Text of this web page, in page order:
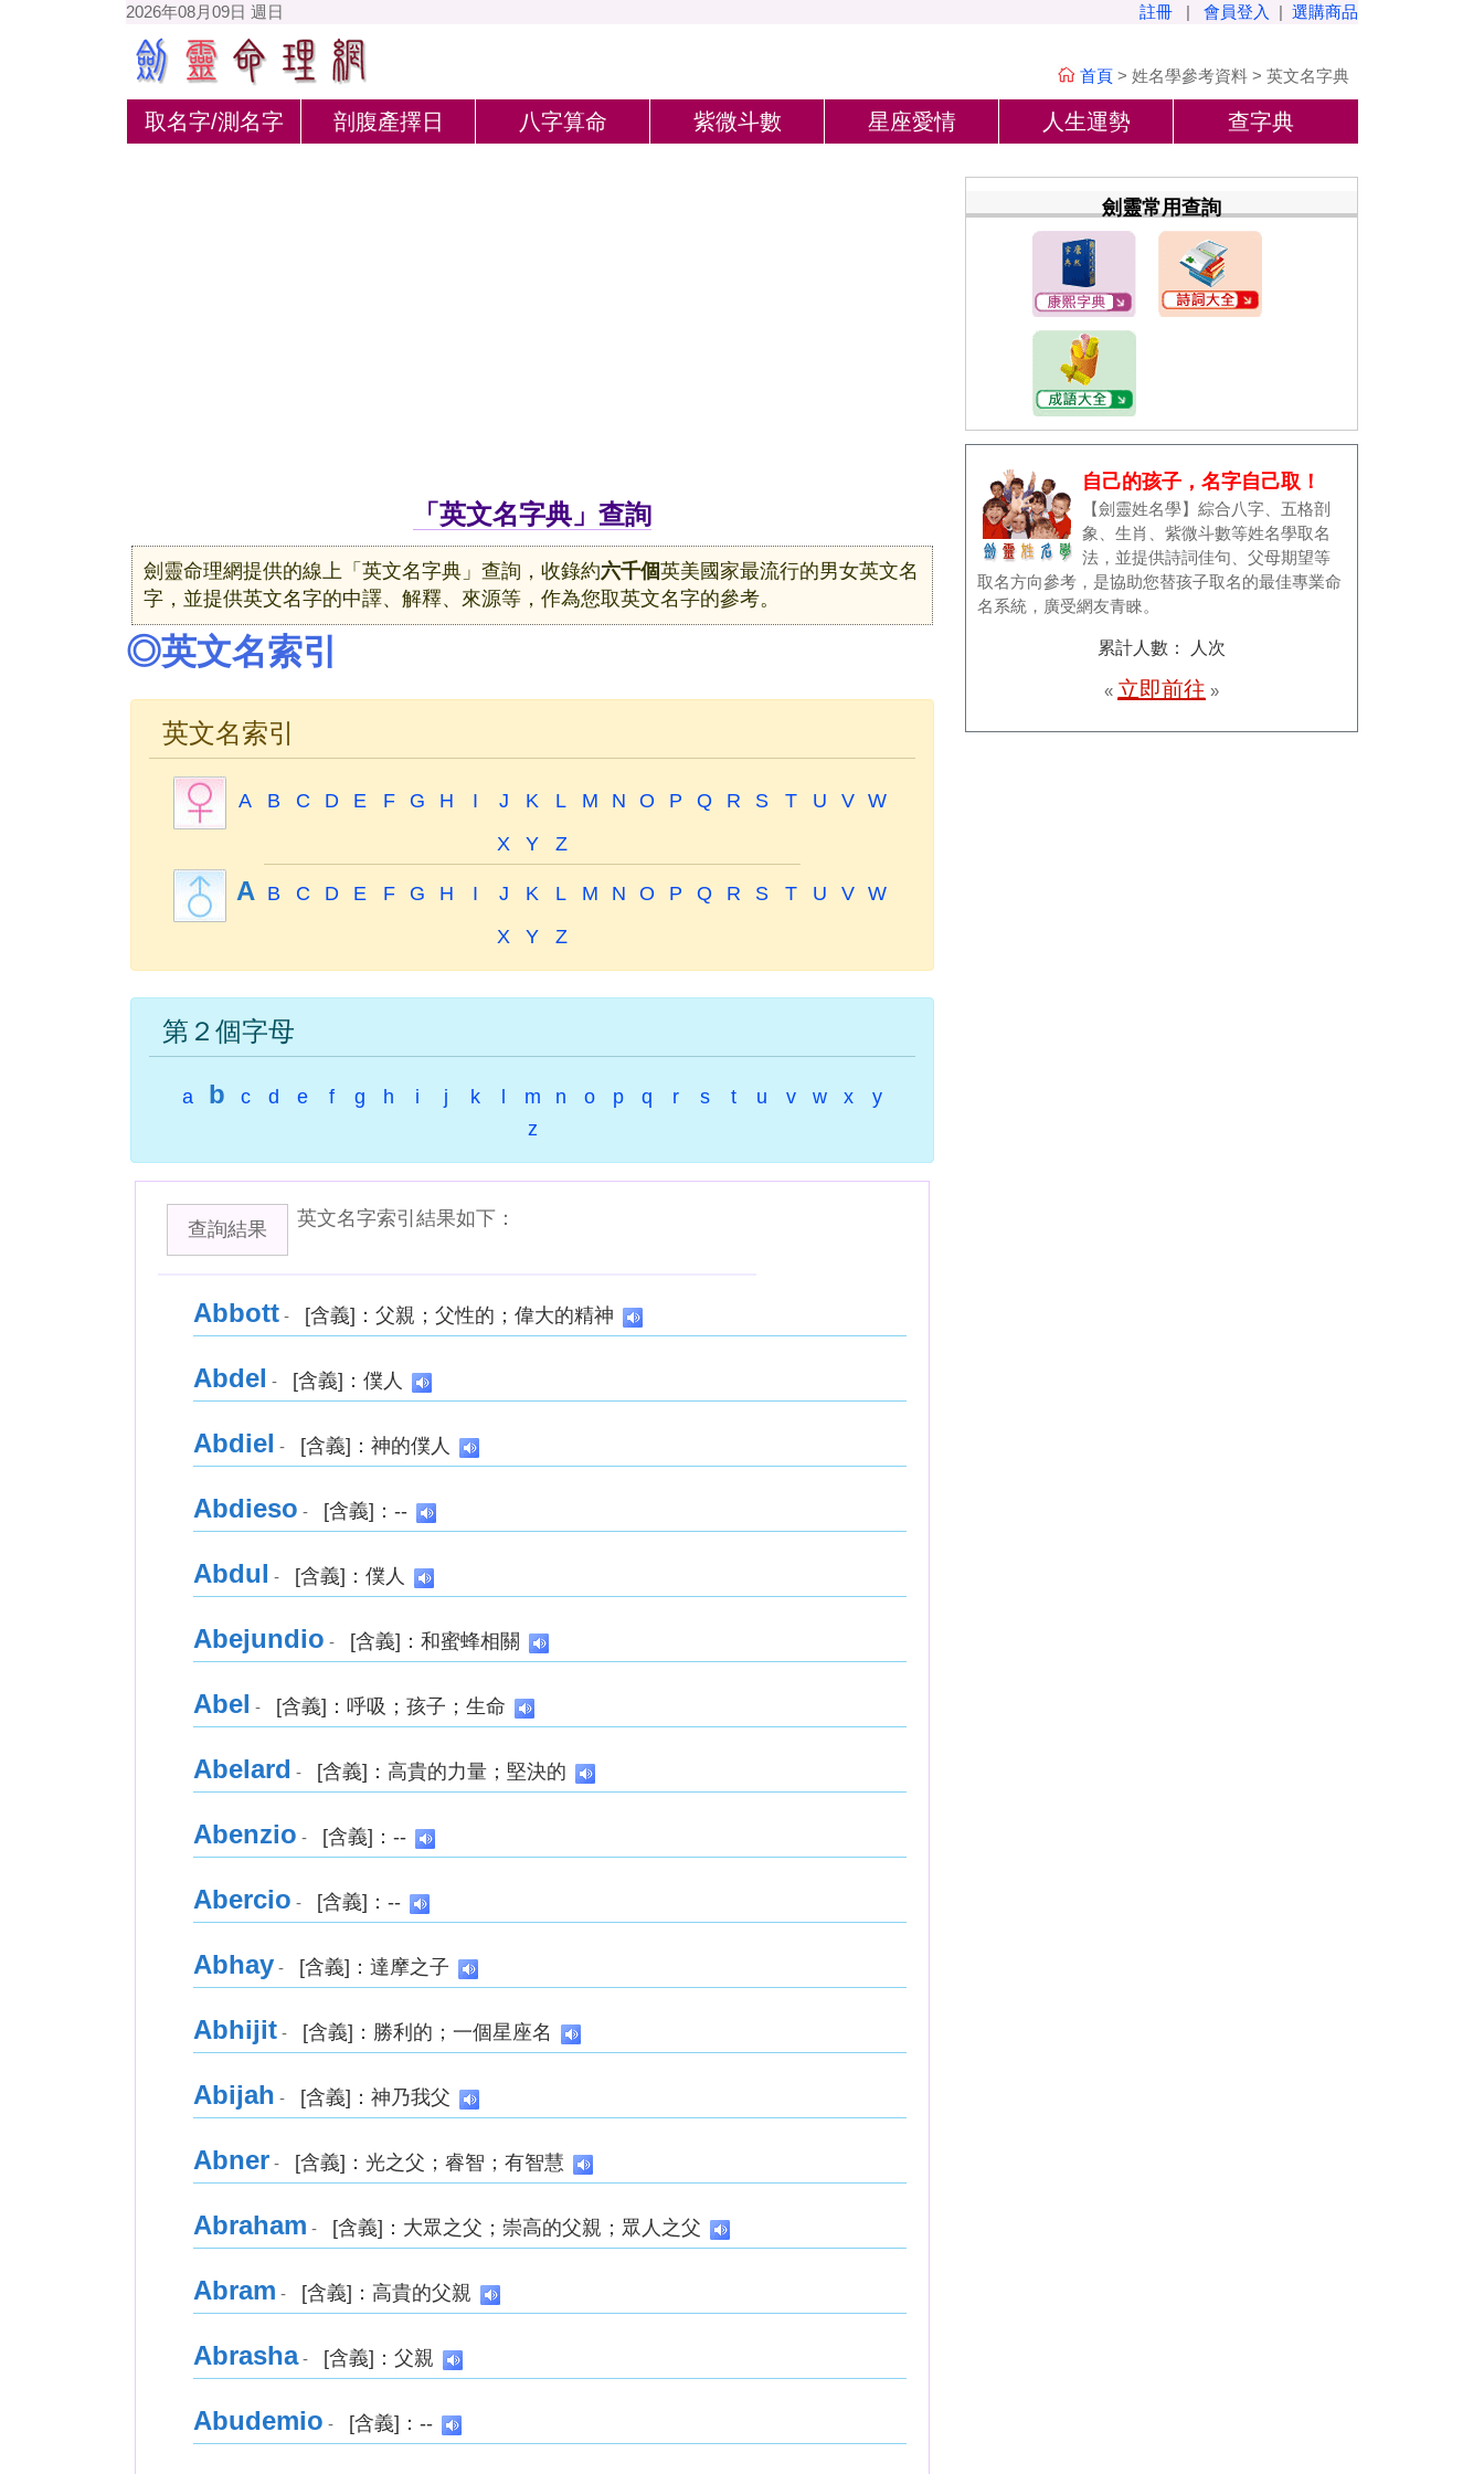
2026年08月09日 週日 註冊 | 會員登入 | 選購商品
首頁 > 姓名學參考資料 > 英文名字典
取名字/測名字 剖腹產擇日 八字算命 紫微斗數 星座愛情 人生運勢 查字典
「英文名字典」查詢
劍靈命理網提供的線上「英文名字典」查詢，收錄約六千個英美國家最流行的男女英文名
字，並提供英文名字的中譯、解釋、來源等，作為您取英文名字的參考。
◎英文名索引
英文名索引
A B C D E F G H I J K L M N O P Q R S T U V W
X
Y Z
A B C D E F G H I J K L M N O P Q R S T U V W
X
Y Z
第２個字母
a b c d e f g h i j k m n o p q r s t u v w x
y
z
查詢結果 英文名字索引結果如下：
Abbott - [含義]：父親；父性的；偉大的精神
Abdel - [含義]：僕人
Abdiel - [含義]：神的僕人
Abdieso - [含義]：--
Abdul - [含義]：僕人
Abejundio - [含義]：和蜜蜂相關
Abel - [含義]：呼吸；孩子；生命
Abelard - [含義]：高貴的力量；堅決的
Abenzio - [含義]：--
Abercio - [含義]：--
Abhay - [含義]：達摩之子
Abhijit - [含義]：勝利的；一個星座名
Abijah - [含義]：神乃我父
Abner - [含義]：光之父；睿智；有智慧
Abraham - [含義]：大眾之父；崇高的父親；眾人之父
Abram - [含義]：高貴的父親
Abrasha- [含義]：父親
Abudemio - [含義]：--
劍靈常用查詢
自己的孩子，名字自己取！
【劍靈姓名學】綜合八字、五格剖
象、生肖、紫微斗數等姓名學取名
法，並提供詩詞佳句、父母期望等
取名方向參考，是協助您替孩子取名的最佳專業命
名系統，廣受網友青睞。
累計人數： 人次
« 立即前往 »